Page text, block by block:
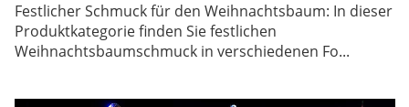
Festlicher Schmuck für den Weihnachtsbaum: In dieser
Produktkategorie finden Sie festlichen
Weihnachtsbaumschmuck in verschiedenen Fo...